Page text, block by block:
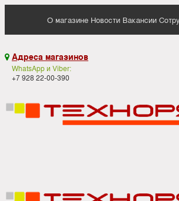
О магазине Новости Вакансии
 Адреса магазинов
WhatsApp и Viber:
+7 928 22-00-390